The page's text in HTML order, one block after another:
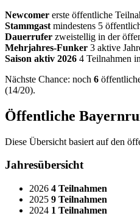
Newcomer erste öffentliche
Stammgast mindestens 5
Dauerrufer zweistellig in der
Mehrjahres-Funker 3 aktive
Saison aktiv 2026 4 Teilnahmen
Nächste Chance: noch 6
(14/20).
Öffentliche
Diese Übersicht basiert auf den
Jahresübersicht
2026 4 Teilnahmen
2025 9 Teilnahmen
2024 1 Teilnahmen